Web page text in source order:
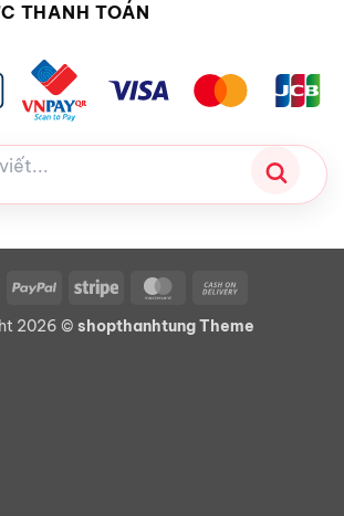
THANH TOÁN
Visa PayPal Stripe MasterCard
Delivery
2026 © shopthanhtung Theme